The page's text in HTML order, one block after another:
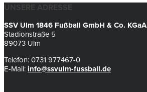
UNSERE ADRESSE
SSV Ulm 1846 Fußball GmbH & Co. KGaA
Stadionstraße 5
89073 Ulm
Telefon: 0731 977467-0
E-Mail: info@ssvulm-fussball.de